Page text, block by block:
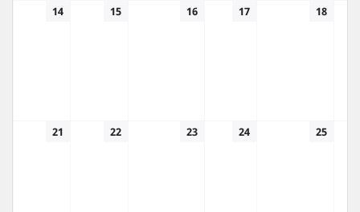
14 15 16 17 18
21 22 23 24 25